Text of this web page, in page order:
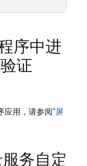
序中进
证
应用，请参阅“屏
务自定